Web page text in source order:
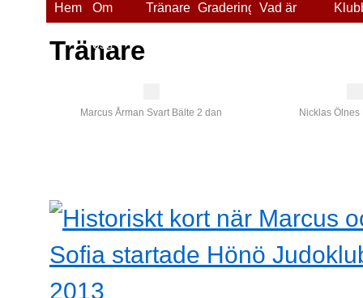
Hem Om
oss
Tränare Gradering Vad är
Tränare
Marcus Årman Svart Bälte 2 dan Nicklas Ölnes